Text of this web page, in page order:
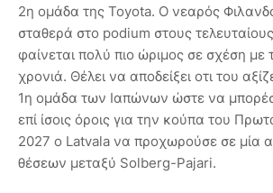
2η ομάδα της Toyota. Ο νεαρός
σταθερά στο podium στους
φαίνεται πολύ πιο ώριμος σε σχέση με
χρονιά. Θέλει να αποδείξει οτι του
1η ομάδα των Ιαπώνων ώστε να
επί ίσοις όροις για την κούπα του
2027 ο Latvala να προχωρούσε σε μία
θέσεων μεταξύ Solberg-Pajari.